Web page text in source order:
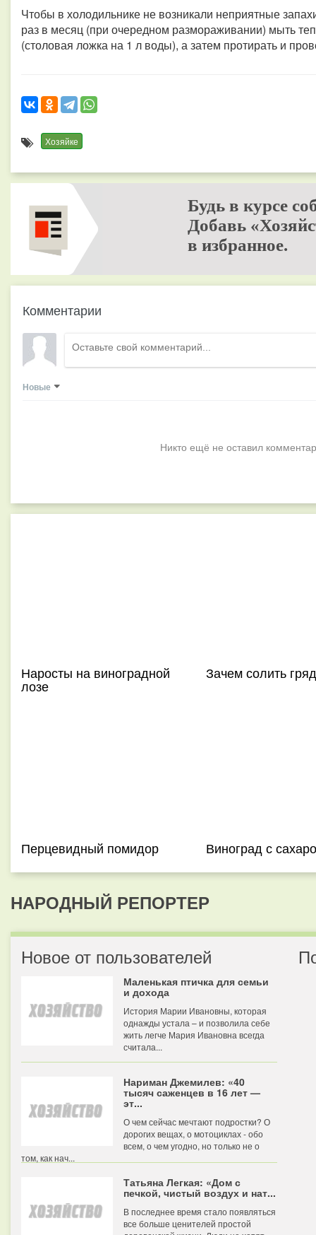
Чтобы в холодильнике не возникали неприятные
раз в месяц (при очередном размораживании) мыть
(столовая ложка на 1 л воды), а затем протирать и
Хозяйке
Будь в курсе
Добавь
в избранное.
Комментарии
Новые
Никто ещё не оставил
Наросты на виноградной
лозе
Зачем солить
Перцевидный помидор Виноград с
НАРОДНЫЙ РЕПОРТЕР
Новое от пользователей
Маленькая птичка для семьи
и дохода
История Марии Ивановны, которая
однажды устала – и позволила себе
жить легче Мария Ивановна всегда
считала...
Нариман Джемилев: «40
тысяч саженцев в 16 лет —
эт...
О чем сейчас мечтают подростки? О
дорогих вещах, о мотоциклах - обо
всем, о чем угодно, но только не о
том, как нач...
Татьяна Легкая: «Дом с
печкой, чистый воздух и нат...
В последнее время стало появляться
все больше ценителей простой